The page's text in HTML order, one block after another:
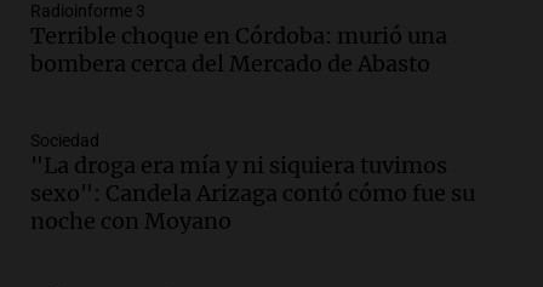
Audio. El obispo de Buenos Aires
anticipa humilidad en el Santuario de
San Cayetano
Episodios
Audio.El obispo de Buenos Aires
anticipa su homilía en el Santuario de
San Cayetano en Liniers
Radioinforme 3
Terrible choque en Córdoba: murió una
bombera cerca del Mercado de Abasto
Sociedad
"La droga era mía y ni siquiera tuvimos
sexo": Candela Arizaga contó cómo fue su
noche con Moyano